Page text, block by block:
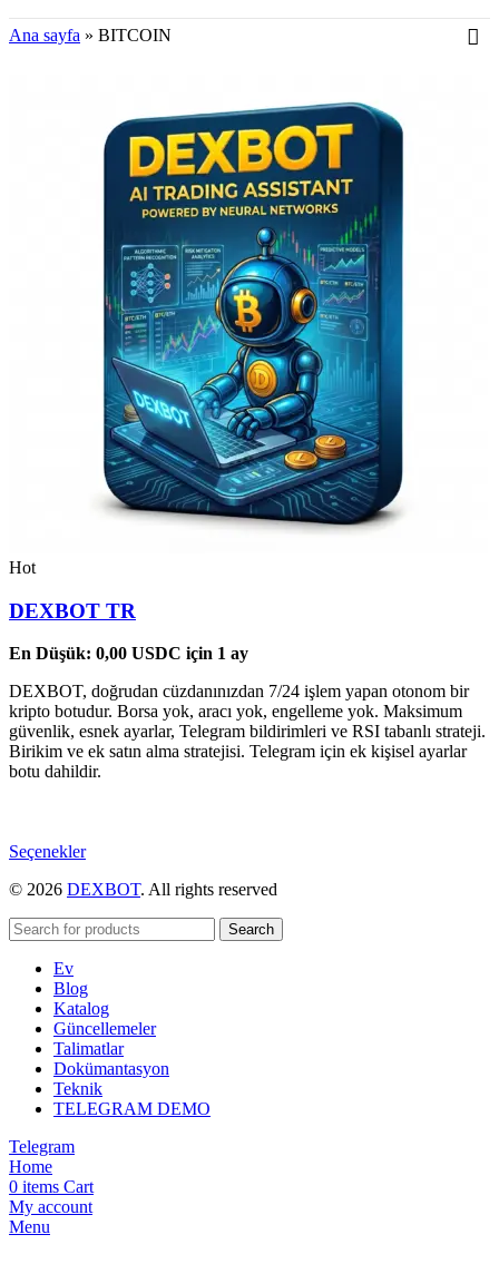
Ana sayfa » BITCOIN
Hot
DEXBOT TR
En Düşük: 0,00 USDC için 1 ay
DEXBOT, doğrudan cüzdanınızdan 7/24 işlem yapan otonom bir
kripto botudur. Borsa yok, aracı yok, engelleme yok. Maksimum
güvenlik, esnek ayarlar, Telegram bildirimleri ve RSI tabanlı strateji.
Birikim ve ek satın alma stratejisi. Telegram için ek kişisel ayarlar
botu dahildir.
SeçeneklerBu
birden
varyasyonu
ürün
sayfasından
seçilebilir
© 2026 DEXBOT. All rights reserved
Search
Ev
Blog
Katalog
Güncellemeler
Talimatlar
Dokümantasyon
Teknik
TELEGRAM DEMO
Telegram
Home
0 items Cart
My account
Menu